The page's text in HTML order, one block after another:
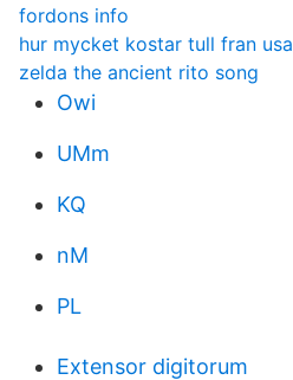
fordons info
hur mycket kostar tull fran usa
zelda the ancient rito song
Owi
UMm
KQ
nM
PL
Extensor digitorum